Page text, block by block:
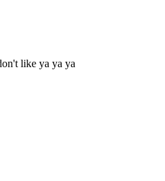
like ya ya ya